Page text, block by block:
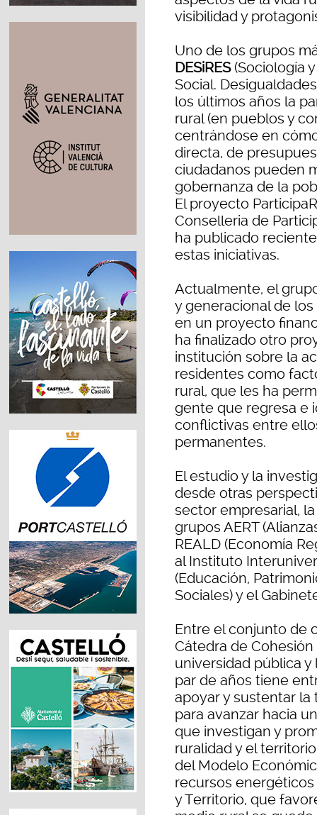
visibilidad y
Uno de los grupos
DESiRES(Sociología
Social.
los últimos años la
rural (en pueblos y
centrándose en
directa, de
ciudadanos pueden
gobernanza de la
El proyecto
Conselleria de
ha publicado
estas iniciativas.
Actualmente, el
y generacional de
en un proyecto
ha finalizado otro
institución sobre la
residentes como
rural, que les ha
gente que regresa e
conflictivas entre
permanentes.
El estudio y la
desde otras
sector empresarial,
grupos AERT
REALD (Economía
al Instituto
(Educación,
Sociales) y el
Entre el conjunto de
Cátedra de
universidad pública
par de años tiene
apoyar y sustentar
para avanzar hacia
que investigan y
ruralidad y el
del Modelo
recursos
y Territorio, que